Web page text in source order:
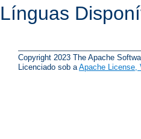
Línguas
Copyright 2023 The Apache
Licenciado sob a Apache License,